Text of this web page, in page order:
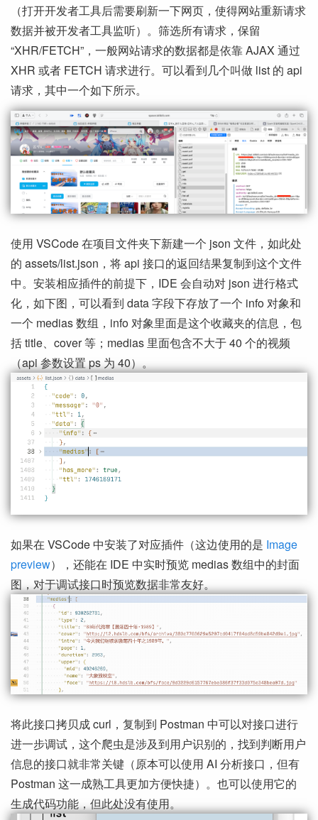
（打开开发者工具后需要刷新一下网页，使得网站重新请求
数据并被开发者工具监听）。筛选所有请求，保留
“XHR/FETCH”，一般网站请求的数据都是依靠 AJAX 通过
XHR 或者 FETCH 请求进行。可以看到几个叫做 list 的 api
请求，其中一个如下所示。
使用 VSCode 在项目文件夹下新建一个 json 文件，如此处
的 assets/list.json，将 api 接口的返回结果复制到这个文件
中。安装相应插件的前提下，IDE 会自动对 json 进行格式
化，如下图，可以看到 data 字段下存放了一个 info 对象和
一个 medias 数组，info 对象里面是这个收藏夹的信息，包
括 title、cover 等；medias 里面包含不大于 40 个的视频
（api 参数设置 ps 为 40）。
如果在 VSCode 中安装了对应插件（这边使用的是 Image
preview），还能在 IDE 中实时预览 medias 数组中的封面
图，对于调试接口时预览数据非常友好。
将此接口拷贝成 curl，复制到 Postman 中可以对接口进行
进一步调试，这个爬虫是涉及到用户识别的，找到判断用户
信息的接口就非常关键（原本可以使用 AI 分析接口，但有
Postman 这一成熟工具更加方便快捷）。也可以使用它的
生成代码功能，但此处没有使用。